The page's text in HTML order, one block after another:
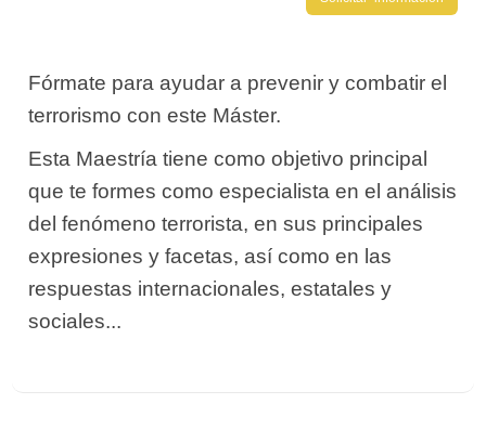
Fórmate para ayudar a prevenir y combatir el
terrorismo con este Máster.
Esta Maestría tiene como objetivo principal
que te formes como especialista en el análisis
del fenómeno terrorista, en sus principales
expresiones y facetas, así como en las
respuestas internacionales, estatales y
sociales...